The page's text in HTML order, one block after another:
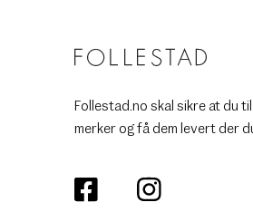
Follestad.no skal sikre at du
merker og få dem levert der